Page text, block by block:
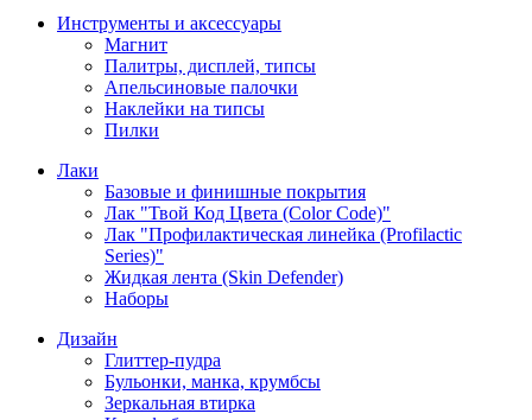
Инструменты и аксессуары
Магнит
Палитры, дисплей, типсы
Апельсиновые палочки
Наклейки на типсы
Пилки
Лаки
Базовые и финишные покрытия
Лак "Твой Код Цвета (Color Code)"
Лак "Профилактическая линейка (Profilactic
Series)"
Жидкая лента (Skin Defender)
Наборы
Дизайн
Глиттер-пудра
Бульонки, манка, крумбсы
Зеркальная втирка